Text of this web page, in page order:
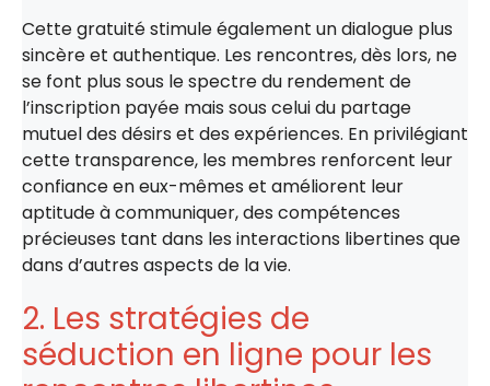
Cette gratuité stimule également un dialogue plus
sincère et authentique. Les rencontres, dès lors, ne
se font plus sous le spectre du rendement de
l’inscription payée mais sous celui du partage
mutuel des désirs et des expériences. En privilégiant
cette transparence, les membres renforcent leur
confiance en eux-mêmes et améliorent leur
aptitude à communiquer, des compétences
précieuses tant dans les interactions libertines que
dans d’autres aspects de la vie.
2. Les stratégies de
séduction en ligne pour les